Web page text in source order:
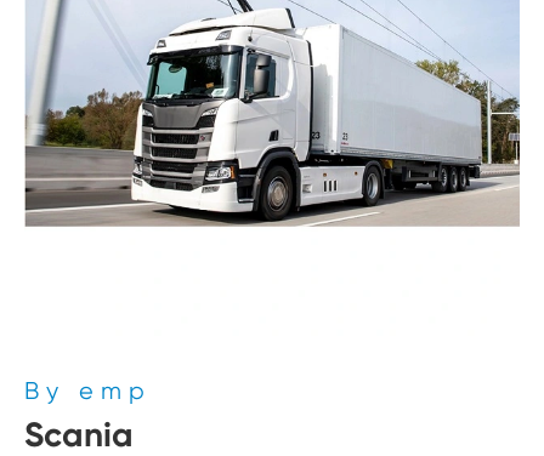
By emp
Scania